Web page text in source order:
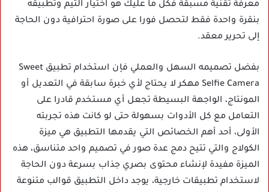
معرفة تقنية مسبقة فكل ما عليك هو اختيار الثيم وتطبيقه
بنقرة واحدة فقط لتحصل فورا على صورة احترافية دون الحاجة
إلى تحرير معقد.
بفضل تصميمه السهل والعملي فإن استخدام تطبيق Sweet
Selfie Camera مهكر لا يحتاج لأي خبرة سابقة في التعديل أو
المونتاج، الواجهة البسيطة تجعل أي مستخدم قادرا على
التعامل مع كل الأدوات بسهولة حتى لو كانت هذه تجربته
الأولى، أحد أهم الخصائص التي يقدمها التطبيق هي ميزة
الكولاج والتي تتيح دمج عدة صور في تصميم واحد متناسق، هذه
الميزة مفيدة لإنشاء محتوى بصري جذاب بسرعة دون الحاجة
لاستخدام تطبيقات خارجية، يوجد داخل التطبيق قوالب متنوعة